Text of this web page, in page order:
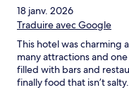
18 janv. 2026
Traduire avec Google
This hotel was charming
many attractions and
filled with bars and
finally food that isn’t